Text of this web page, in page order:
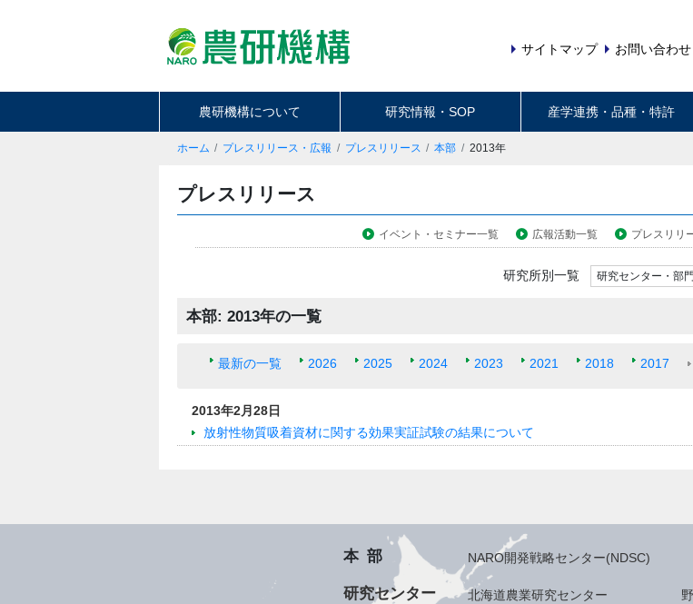
サイトマップ お問い合わせ
農研機構について 研究情報・SOP 産学連携・品種・特許
ホーム プレスリリース・広報 プレスリリース 本部 2013年
プレスリリース
イベント・セミナー一覧 広報活動一覧 プレスリリ
研究所別一覧 研究センター・部
本部: 2013年の一覧
最新の一覧 2026 2025 2024 2023 2021 2018 2017
2013年2月28日
放射性物質吸着資材に関する効果実証試験の結果について
本部 NARO開発戦略センター(NDSC)
研究センター 北海道農業研究センター